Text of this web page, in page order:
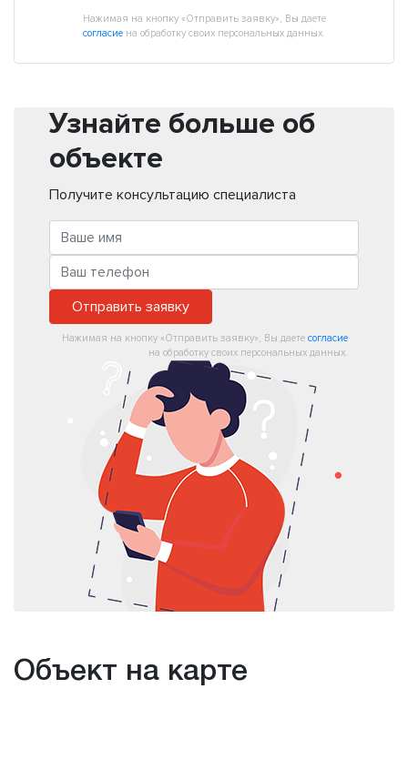
Нажимая на кнопку «Отправить заявку», Вы даете
согласие на обработку своих персональных данных.
Узнайте больше об
объекте
Получите консультацию специалиста
Отправить заявку
Нажимая на кнопку «Отправить заявку», Вы даете согласие
на обработку своих персональных данных.
Объект на карте